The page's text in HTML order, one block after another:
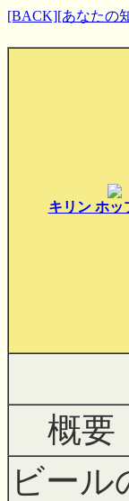
[BACK][あなたの
キリン ホッ
概要
ビール